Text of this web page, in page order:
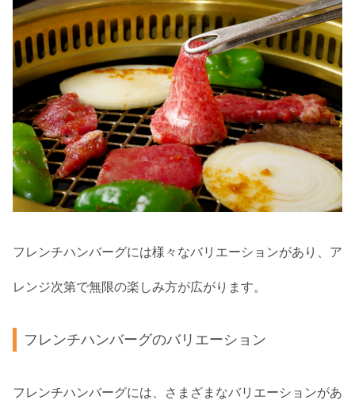
フレンチハンバーグには様々なバリエーションがあり、ア
レンジ次第で無限の楽しみ方が広がります。
フレンチハンバーグのバリエーション
フレンチハンバーグには、さまざまなバリエーションがあ